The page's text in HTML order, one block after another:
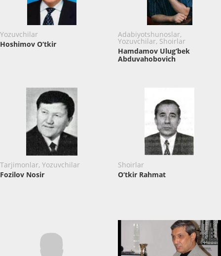
Yozuvchilar
Hoshimov O‘tkir
Adabiyotshunoslar,
Yozuvchilar, Shoirlar
Hamdamov Ulug‘bek
Abduvahobovich
Tarjimonlar, Yozuvchilar
Fozilov Nosir
Shoirlar
O‘tkir Rahmat